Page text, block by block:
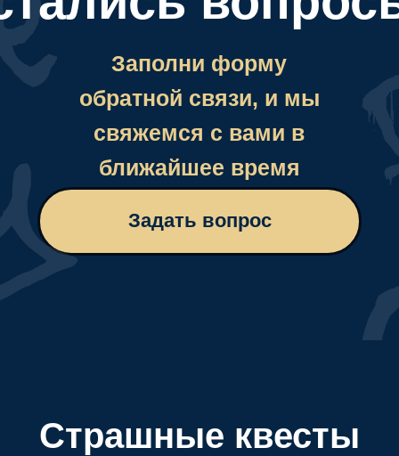
Страшные квесты